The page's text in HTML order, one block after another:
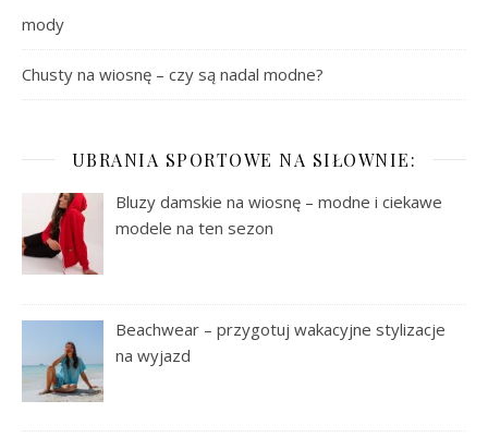
mody
Chusty na wiosnę – czy są nadal modne?
UBRANIA SPORTOWE NA SIŁOWNIE:
Bluzy damskie na wiosnę – modne i ciekawe
modele na ten sezon
Beachwear – przygotuj wakacyjne stylizacje
na wyjazd